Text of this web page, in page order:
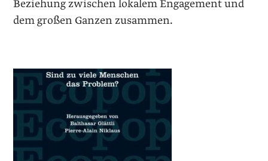
Beziehung zwischen lokalem Engagement und
dem großen Ganzen zusammen.